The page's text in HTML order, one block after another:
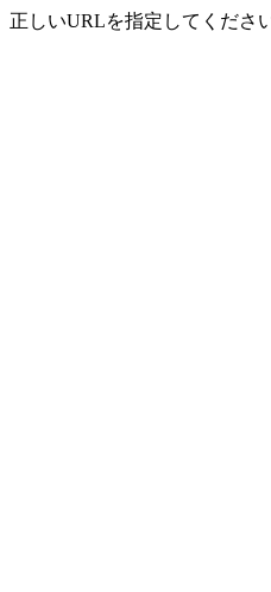
正しいURLを指定してください